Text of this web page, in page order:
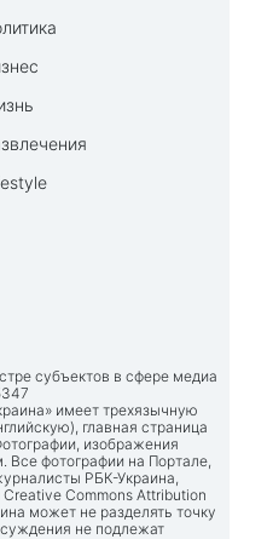
субъектов в сфере медиа
имеет трехязычную
главная страница
изображения
Все фотографии на Портале,
РБК-Украина,
Commons Attribution
может не разделять точку
не подлежат